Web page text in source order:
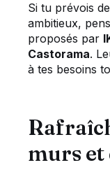
Si tu prévois
ambitieux,
proposés par
Castorama.
à tes besoins
murs et